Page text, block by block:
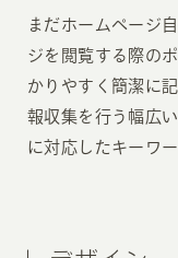
まだホームページ
ジを閲覧する際の
かりやすく簡潔に
報収集を行う幅広
に対応したキーワ